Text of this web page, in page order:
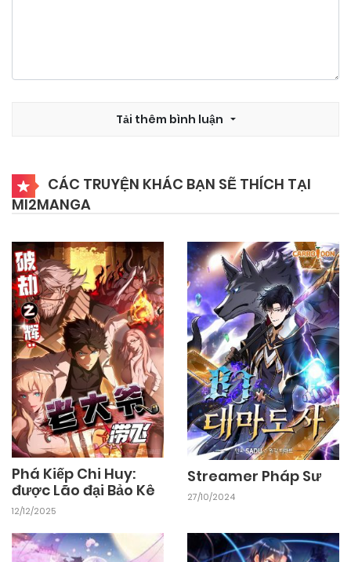
05/11/2024
Chapter 7
Chapter 5 05/11/2024
Chapter 4 05/11/2024
Chapter 3 05/11/2024
Chapter 2 05/11/2024
Chapter 1 05/11/2024
Tải thêm bình luận
CÁC TRUYỆN KHÁC BẠN SẼ THÍCH TẠI
MI2MANGA
Phá Kiếp Chi Huy:
được Lão đại Bảo Kê
12/12/2025
Streamer Pháp Sư
27/10/2024